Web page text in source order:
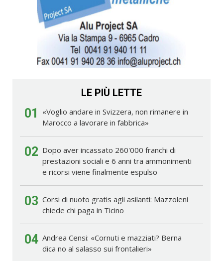
LE PIÙ LETTE
01
«Voglio andare in Svizzera, non rimanere in
Marocco a lavorare in fabbrica»
02 Dopo aver incassato 260'000 franchi di
prestazioni sociali e 6 anni tra ammonimenti
e ricorsi viene finalmente espulso
03 Corsi di nuoto gratis agli asilanti: Mazzoleni
chiede chi paga in Ticino
04 Andrea Censi: «Cornuti e mazziati? Berna
dica no al salasso sui frontalieri»